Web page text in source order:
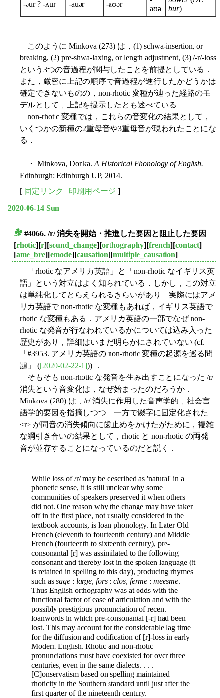
-əur ? -ʌur -auər -aʊər
aʊə
būr)
このように Minkova (278) は，(1) schwa-insertion, or
breaking, (2) pre-shwa-laxing, or length adjustment, (3) /-r/-loss
という3つの音過程が関与したことを前提としている．
また，厳密に上記の順序で音過程が進行したかどうかは
確定できないものの，non-rhotic 変種が辿った経路のモ
デルとして，上記を提示したとも述べている．
non-rhotic 変種では，これらの音変化の結果として，
いくつかの新種の2重母音や3重母音が現われたことにな
る．
・ Minkova, Donka. A Historical Phonology of English.
Edinburgh: Edinburgh UP, 2014.
[ 固定リンク | 印刷用ページ ]
2020-06-14 Sun
#4066. /r/ 消失を開始・推進した要因と阻止した要因
[rhotic][r][sound_change][orthography][french][contact]
[ame_bre][emode][causation][multiple_causation]
「rhotic なアメリカ英語」と「non-rhotic なイギリス英
語」という対立はよく知られている．しかし，この対立
は単純化してとらえられるきらいがあり，実際にはアメ
リカ英語で non-rhotic な変種もあれば，イギリス英語で
rhotic な変種もある．アメリカ英語の一部でなぜ non-
rhotic な発音が行なわれているかについては込み入った
歴史があり，詳細はいまだ明らかにされていない (cf.
「#3953. アメリカ英語の non-rhotic 変種の起源を巡る問
題」 ([2020-02-22-1])) ．
そもそも non-rhotic な発音を生み出すことになった /r/
消失という音変化は，なぜ始まったのだろうか．
Minkova (280) は，/r/ 消失に作用した音声学的，社会言
語学的要因を指摘しつつ，一方で綴字に固定化された
<r> が同音の消失傾向に歯止めをかけたがために，複雑
な綱引き合いの結果として，rhotic と non-rhotic の両発
音が並存することになっているのだと説く．
While loss of /r/ may be described as 'natural' in a
phonetic sense, it is still unclear why some
communities of speakers preserved it when others
did not. One reason why the change may have taken
off in the first place, not usually considered in the
textbook accounts, is loan phonology. In Later Old
French (eleventh to fourteenth century) and Middle
French (fourteenth to sixteenth century), pre-
consonantal [r] was assimilated to the following
consonant and thereby lost in the spoken language (it
is retained in spelling to this day), producing rhymes
such as sage : large, fors : clos, ferme : meesme.
Thus English orthography was at odds with the
functional factor of ease of articulation and with the
possibly prestigious pronunciation of recent
loanwords in which pre-consonantal [-r] had been
lost. This may account for the considerable lag time
for the diffusion and codification of [r]-loss in early
Modern English. Rhotic and non-rhotic
pronunciations must have coexisted for over three
centuries, even in the same dialects. . . .
[C]onservatism based on spelling maintained
rhoticity in the Southern standard until just after the
first quarter of the nineteenth century.